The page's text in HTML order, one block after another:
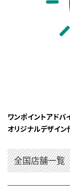
ワンポイントアドバ
オリジナルデザイン
全国店舗一覧